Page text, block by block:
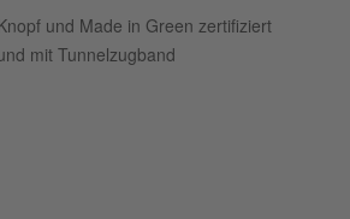
und Made in Green zertifiziert
mit Tunnelzugband
Essential designt. Erfrischend wirken vor allem